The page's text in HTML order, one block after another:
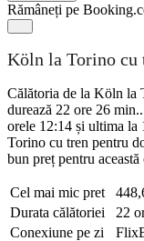
Rămâneți pe
Köln la Torino cu
Călătoria de la Köln la
durează 22 ore 26
orele 12:14 și ultima la
Torino cu tren pentru
bun preț pentru
Cel mai mic pret
Durata călătoriei
22
Conexiune pe zi